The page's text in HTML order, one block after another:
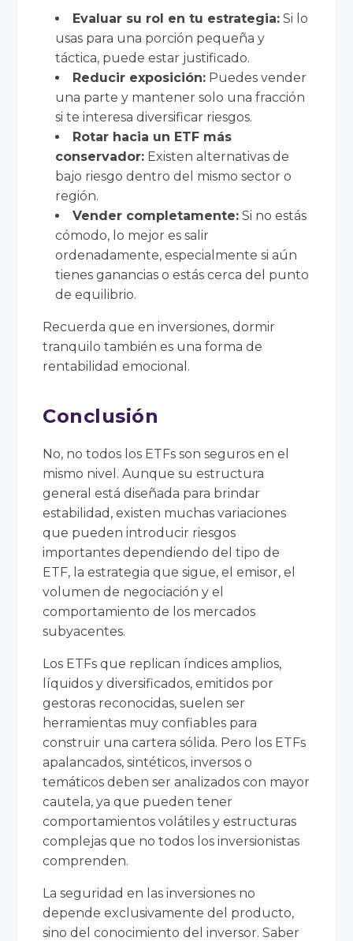
Evaluar su rol en tu estrategia: Si lo
usas para una porción pequeña y
táctica, puede estar justificado.
Reducir exposición: Puedes vender
una parte y mantener solo una fracción
si te interesa diversificar riesgos.
Rotar hacia un ETF más
conservador: Existen alternativas de
bajo riesgo dentro del mismo sector o
región.
Vender completamente: Si no estás
cómodo, lo mejor es salir
ordenadamente, especialmente si aún
tienes ganancias o estás cerca del punto
de equilibrio.
Recuerda que en inversiones, dormir
tranquilo también es una forma de
rentabilidad emocional.
Conclusión
No, no todos los ETFs son seguros en el
mismo nivel. Aunque su estructura
general está diseñada para brindar
estabilidad, existen muchas variaciones
que pueden introducir riesgos
importantes dependiendo del tipo de
ETF, la estrategia que sigue, el emisor, el
volumen de negociación y el
comportamiento de los mercados
subyacentes.
Los ETFs que replican índices amplios,
líquidos y diversificados, emitidos por
gestoras reconocidas, suelen ser
herramientas muy confiables para
construir una cartera sólida. Pero los ETFs
apalancados, sintéticos, inversos o
temáticos deben ser analizados con mayor
cautela, ya que pueden tener
comportamientos volátiles y estructuras
complejas que no todos los inversionistas
comprenden.
La seguridad en las inversiones no
depende exclusivamente del producto,
sino del conocimiento del inversor. Saber